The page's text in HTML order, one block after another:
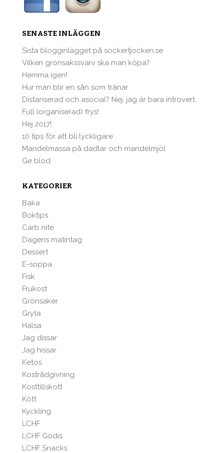
SENASTE INLÄGGEN
Sista blogginlägget på sockertjocken.se
Vilken grönsakssvarv ska man köpa?
Hemma igen!
Hur man blir en sån som tränar
Distanserad och asocial? Nej, jag är bara introvert.
Full (organiserad) frys!
Hej 2017!
10 tips för att bli lyckligare
Mandelmassa på dadlar och mandelmjöl
Ge blod
KATEGORIER
Baka
Boktips
Carb nite
Dagens matintag
Dessert
E-soppa
Fisk
Frukost
Grönsaker
Gryta
Hälsa
Jag dissar
Jag hissar
Ketos
Kostrådgivning
Kosttillskott
Kött
Kyckling
LCHF
LCHF Godis
LCHF Snacks